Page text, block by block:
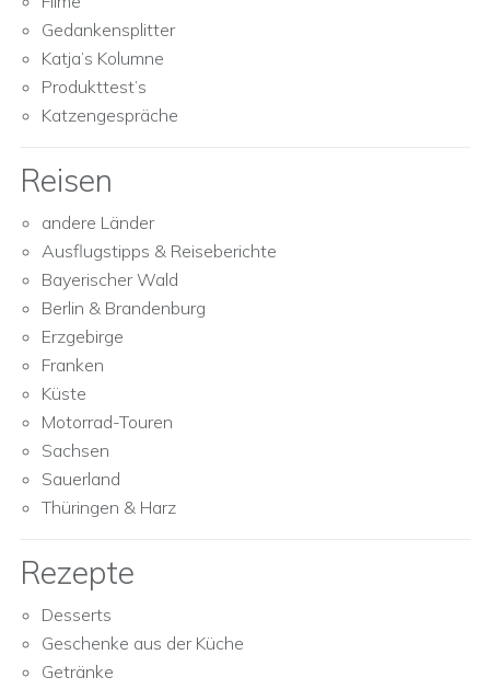
Gedankensplitter
Katja’s Kolumne
Produkttest’s
Katzengespräche
Reisen
andere Länder
Ausflugstipps & Reiseberichte
Bayerischer Wald
Berlin & Brandenburg
Erzgebirge
Franken
Küste
Motorrad-Touren
Sachsen
Sauerland
Thüringen & Harz
Rezepte
Desserts
Geschenke aus der Küche
Getränke